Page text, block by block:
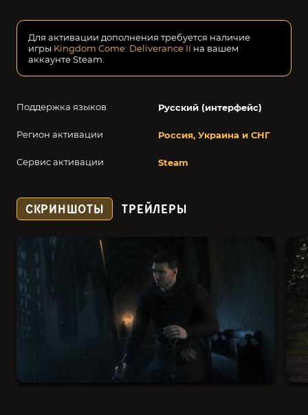
Поддержка языков Русский (интерфейс)
Регион активации Россия, Украина и СНГ
Сервис активации Steam
Для активации дополнения требуется наличие
игры Kingdom Come: Deliverance II на вашем
аккаунте Steam.
СКРИНШОТЫ ТРЕЙЛЕРЫ